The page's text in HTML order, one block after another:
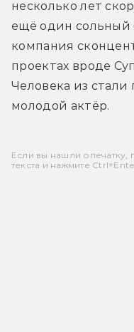
несколько лет
ещё один сольный
компания
проектах вроде
Человека из стали
молодой актёр.
Если вы нашли опечатку,
текста и нажмите